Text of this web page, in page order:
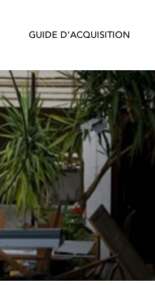
GUIDE D’ACQUISITION